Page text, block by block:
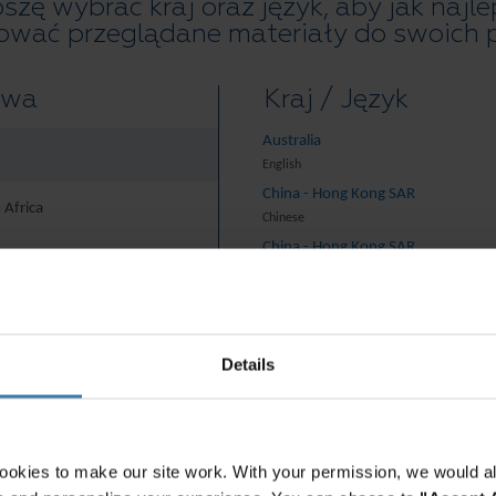
Details
to make our site work. With your permission, we would
wybrać kraj oraz język, aby jak
przeglądane materiały do swoich
Africa
Kraj / Język
Australia
English
China - Hong Kong SAR
Chinese
China - Hong Kong SAR
India
Indonesian
i niszczenia dokumentów
wymagało znalezienia zaufanego partnera do
archiwów uniwersyteckich. Uniwersytet
z których dwa powstały w XVIII wieku był
bogate zasoby historyczne, a jednocześnie chciał
oraz skuteczną politykę niszczenia
rodziny mogą kontaktować się z BCU, aby
dany student. Mogą to być również audytorzy
ze środków unijnych, które muszą spełniać
poszukujący transkrypcji połączeń telefonicznych lub